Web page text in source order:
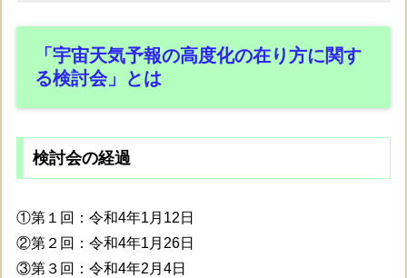
「宇宙天気予報の高度化の在り方に関す
る検討会」とは
検討会の経過
①第１回：令和4年1月12日
②第２回：令和4年1月26日
③第３回：令和4年2月4日